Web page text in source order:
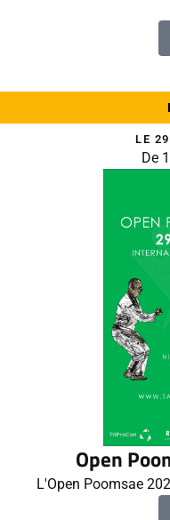
LE
De
Open
L'Open Poomsae